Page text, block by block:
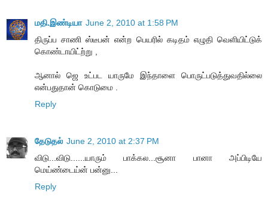
மதி.இண்டியா June 2, 2010 at 1:58 PM
திருப்ப சாணி ஸ்டீபன் என்ற பெயரில் கடிதம் எழுதி வெளியிட்டுக்
கொண்டாயிட்ற்று ,
ஆனால் ஜெ உட்பட யாருமே இந்தாளை பொருட்படுத்துவதில்லை
என்பதுதான் கொடுமை .
Reply
தேடுதல் June 2, 2010 at 2:37 PM
விடு...விடு......யாரும் பாக்கல...சூனா பானா அப்பிடியே
மெய்ண்டைய்ன் பன்னு...
Reply